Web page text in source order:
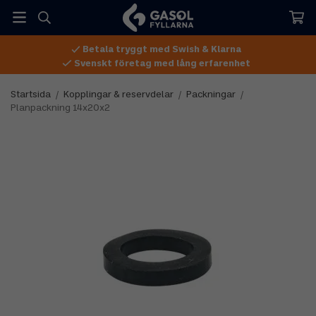
Betala tryggt med Swish & Klarna
Svenskt företag med lång erfarenhet
Startsida / Kopplingar & reservdelar / Packningar
/
Planpackning 14x20x2